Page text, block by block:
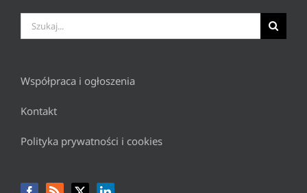
Szukaj
Współpraca i ogłoszenia
Kontakt
Polityka prywatności i cookies